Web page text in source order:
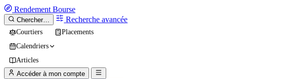
Rendement Bourse
Chercher… Recherche avancée
Courtiers
Placements
Calendriers
Articles
Accéder à mon compte